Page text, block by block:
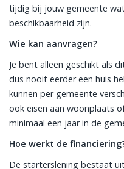
tijdig bij jouw gemeente
beschikbaarheid zijn.
Wie kan aanvragen?
Je bent alleen geschikt als
dus nooit eerder een huis
kunnen per gemeente
ook eisen aan woonplaats
minimaal een jaar in de
Hoe werkt de
De starterslening bestaat